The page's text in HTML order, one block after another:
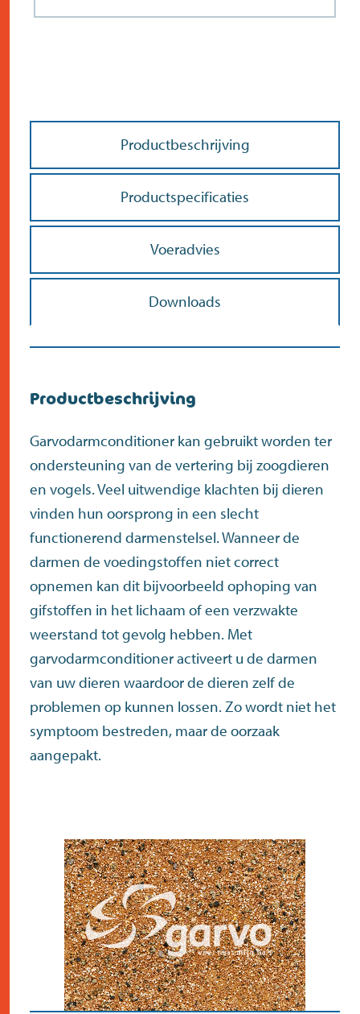
Menno’s Dierenwereld>
Productbeschrijving
Productspecificaties
Voeradvies
Downloads
Productbeschrijving
Garvodarmconditioner kan gebruikt worden ter
ondersteuning van de vertering bij zoogdieren
en vogels. Veel uitwendige klachten bij dieren
vinden hun oorsprong in een slecht
functionerend darmenstelsel. Wanneer de
darmen de voedingstoffen niet correct
opnemen kan dit bijvoorbeeld ophoping van
gifstoffen in het lichaam of een verzwakte
weerstand tot gevolg hebben. Met
garvodarmconditioner activeert u de darmen
van uw dieren waardoor de dieren zelf de
problemen op kunnen lossen. Zo wordt niet het
symptoom bestreden, maar de oorzaak
aangepakt.